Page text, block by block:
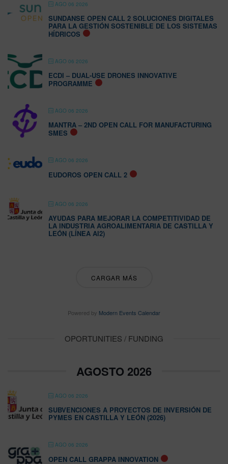
AGO 06 2026
SUNDANSE OPEN CALL 2 SOLUCIONES DIGITALES
PARA LA GESTIÓN SOSTENIBLE DE LOS SISTEMAS
HÍDRICOS
AGO 06 2026
ECDI – DUAL-USE DRONES INNOVATIVE
PROGRAMME
AGO 06 2026
MANTRA – 2ND OPEN CALL FOR MANUFACTURING
SMES
AGO 06 2026
EUDOROS OPEN CALL 2
AGO 06 2026
AYUDAS PARA MEJORAR LA COMPETITIVIDAD DE
LA INDUSTRIA AGROALIMENTARIA DE CASTILLA Y
LEÓN (LÍNEA AI2)
CARGAR MÁS
Powered by Modern Events Calendar
OPORTUNITIES / FUNDING
AGOSTO 2026
AGO 06 2026
SUBVENCIONES A PROYECTOS DE INVERSIÓN DE
PYMES EN CASTILLA Y LEÓN (2026)
AGO 06 2026
OPEN CALL GRAPPA INNOVATION